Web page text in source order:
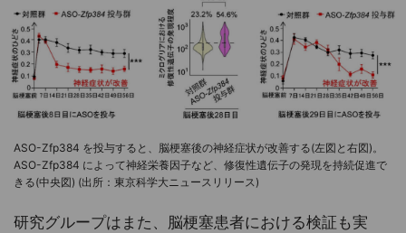
ASO-Zfp384 を投与すると、脳梗塞後の神経症状が改善する(左図と右図)。
ASO-Zfp384 によって神経栄養因子など、修復性遺伝子の発現を持続促進で
きる(中央図) (出所：東京科学大ニュースリリース)
研究グループはまた、脳梗塞患者における検証も実